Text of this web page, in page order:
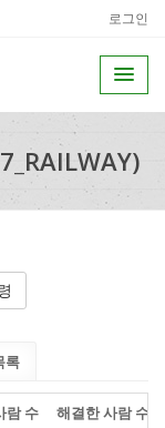
로그인
록
람 수
해결한 사람 수